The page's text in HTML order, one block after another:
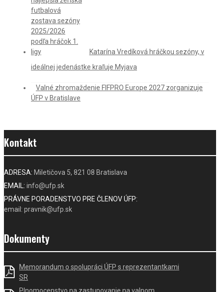
Katarína Vredíková hráčkou sezóny, v
ideálnej jedenástke kraľuje Myjava
Valné zhromaždenie FIFPRO Europe 2027 zorganizuje
ÚFP v Bratislave
Kontakt
ADRESA: Miletičova 5, 821 08 Bratislava
EMAIL: info@ufp.sk
PRÁVNE PORADENSTVO PRE ČLENOV ÚFP:
email: pravnik@ufp.sk
Dokumenty
Memorandum o spolupráci ÚFP s reprezentantkami
SR